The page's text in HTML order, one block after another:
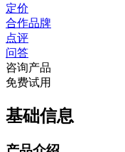
定价
合作品牌
点评
问答
咨询产品
免费试用
基础信息